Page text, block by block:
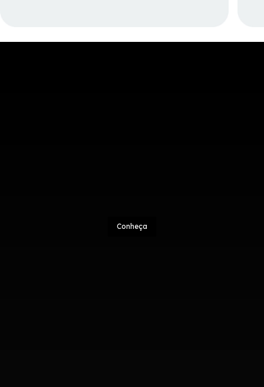
Conheça